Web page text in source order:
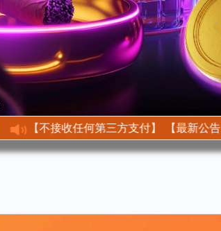
【最新公告】 【不接收任何第三方支付】